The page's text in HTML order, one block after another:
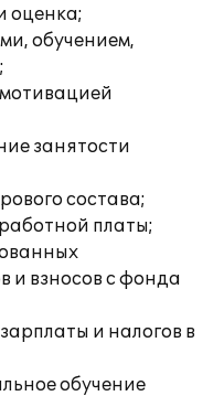
оценка;
обучением,
занятости
состава;
платы;
и взносов с фонда
и налогов в
обучение